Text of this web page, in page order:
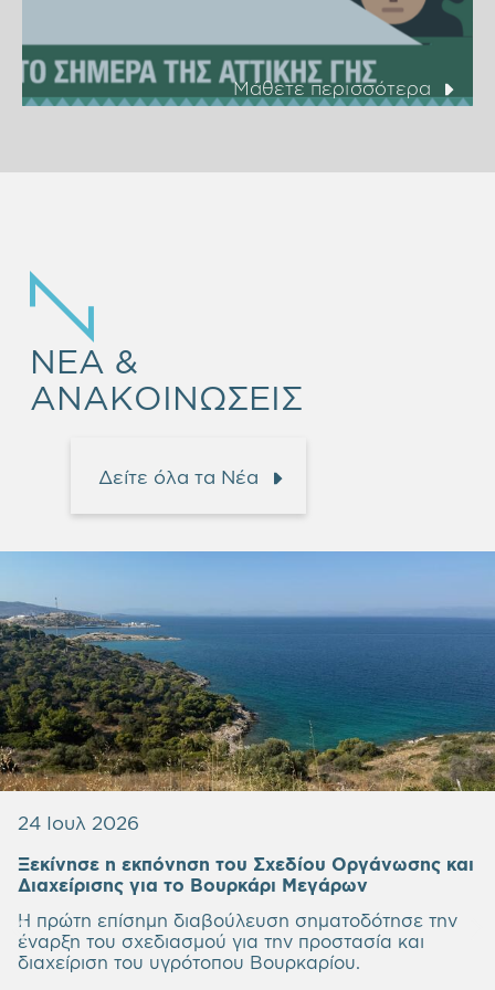
Μάθετε περισσότερα
NEA &
ΑΝΑΚΟΙΝΩΣΕΙΣ
Δείτε όλα τα Νέα
24 Ιουλ 2026
Ξεκίνησε η εκπόνηση του Σχεδίου Οργάνωσης και
Διαχείρισης για το Βουρκάρι Μεγάρων
Η πρώτη επίσημη διαβούλευση σηματοδότησε την
έναρξη του σχεδιασμού για την προστασία και
διαχείριση του υγρότοπου Βουρκαρίου.